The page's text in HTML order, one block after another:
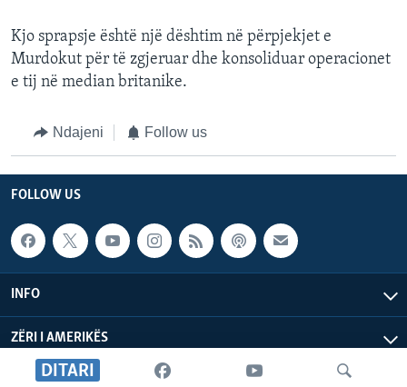
DITARI
Kjo sprapsje është një dështim në përpjekjet e
Murdokut për të zgjeruar dhe konsoliduar operacionet
e tij në median britanike.
Ndajeni Follow us
FOLLOW US
INFO
ZËRI I AMERIKËS